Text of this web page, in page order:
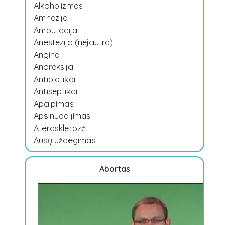
Alkoholizmas
Amnezija
Amputacija
Anestezija (nejautra)
Angina
Anoreksija
Antibiotikai
Antiseptikai
Apalpimas
Apsinuodijimas
Aterosklerozė
Ausų uždegimas
Abortas